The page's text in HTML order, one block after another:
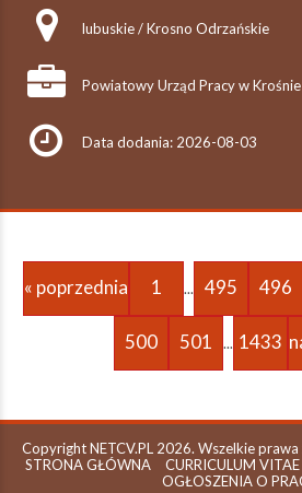
lubuskie / Krosno Odrzańskie
Powiatowy Urząd Pracy w
Data dodania: 2026-08-03
« poprzednia 1 ... 495 496
500 501 ... 1433
Copyright NETCV.PL 2026. Wszelkie prawa
STRONA GŁÓWNA
CURRICULUM VITAE
OGŁOSZENIA O